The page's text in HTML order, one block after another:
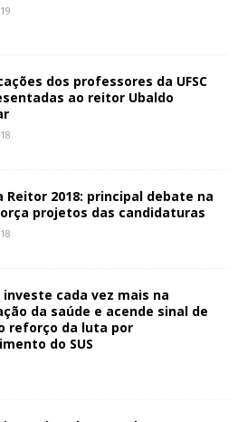
dos professores da UFSC
ao reitor Ubaldo
Reitor 2018: principal debate na
projetos das candidaturas
investe cada vez mais na
da saúde e acende sinal de
reforço da luta por
do SUS